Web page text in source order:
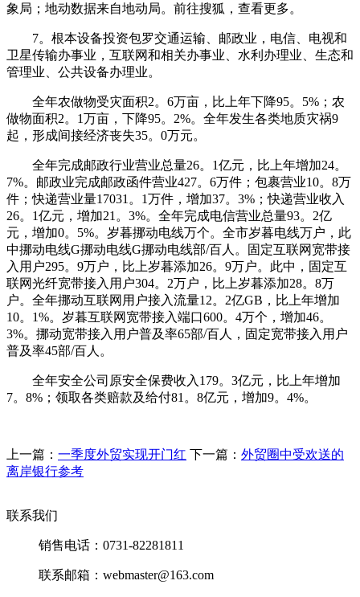
象局；地动数据来自地动局。前往搜狐，查看更多。
7。根本设备投资包罗交通运输、邮政业，电信、电视和
卫星传输办事业，互联网和相关办事业、水利办理业、生态和
管理业、公共设备办理业。
全年农做物受灾面积2。6万亩，比上年下降95。5%；农
做物面积2。1万亩，下降95。2%。全年发生各类地质灾祸9
起，形成间接经济丧失35。0万元。
全年完成邮政行业营业总量26。1亿元，比上年增加24。
7%。邮政业完成邮政函件营业427。6万件；包裹营业10。8万
件；快递营业量17031。1万件，增加37。3%；快递营业收入
26。1亿元，增加21。3%。全年完成电信营业总量93。2亿
元，增加0。5%。岁暮挪动电线万个。全市岁暮电线万户，此
中挪动电线G挪动电线G挪动电线部/百人。固定互联网宽带接
入用户295。9万户，比上岁暮添加26。9万户。此中，固定互
联网光纤宽带接入用户304。2万户，比上岁暮添加28。8万
户。全年挪动互联网用户接入流量12。2亿GB，比上年增加
10。1%。岁暮互联网宽带接入端口600。4万个，增加46。
3%。挪动宽带接入用户普及率65部/百人，固定宽带接入用户
普及率45部/百人。
全年安全公司原安全保费收入179。3亿元，比上年增加
7。8%；领取各类赔款及给付81。8亿元，增加9。4%。
上一篇： 一季度外贸实现开门红 下一篇： 外贸圈中受欢送的
离岸银行参考
联系我们
销售电话：0731-82281811
联系邮箱：webmaster@163.com